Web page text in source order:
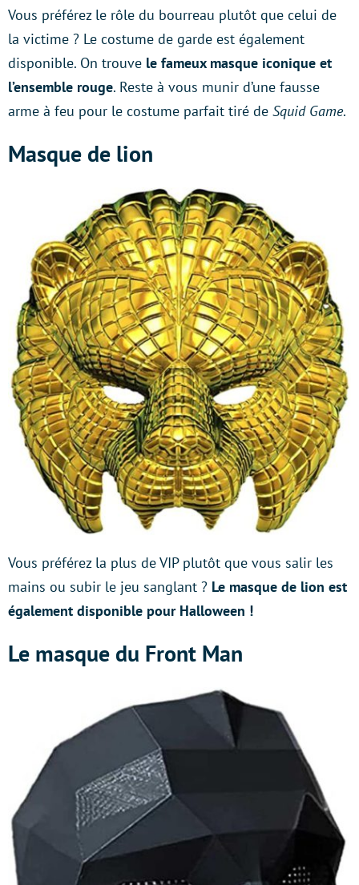
Vous préférez le rôle du bourreau plutôt que celui de
la victime ? Le costume de garde est également
disponible. On trouve le fameux masque iconique et
l’ensemble rouge. Reste à vous munir d’une fausse
arme à feu pour le costume parfait tiré de Squid Game.
Masque de lion
Vous préférez la plus de VIP plutôt que vous salir les
mains ou subir le jeu sanglant ? Le masque de lion est
également disponible pour Halloween !
Le masque du Front Man